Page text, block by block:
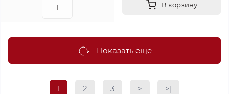
В корзину
Показать еще
1 2 3 > >|